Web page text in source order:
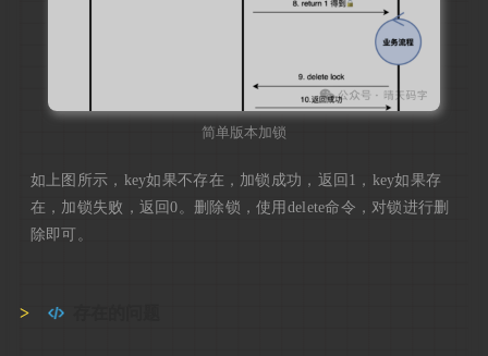
简单版本加锁
如上图所示，key如果不存在，加锁成功，返回1，key如果存
在，加锁失败，返回0。删除锁，使用delete命令，对锁进行删
除即可。